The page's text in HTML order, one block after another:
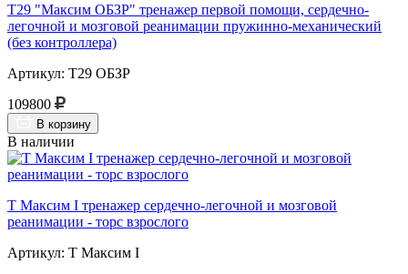
Т29 "Максим ОБЗР" тренажер первой помощи, сердечно-
легочной и мозговой реанимации пружинно-механический
(без контроллера)
Артикул: Т29 ОБЗР
109800
В корзину
В наличии
Т Максим I тренажер сердечно-легочной и мозговой
реанимации - торс взрослого
Артикул: Т Максим I